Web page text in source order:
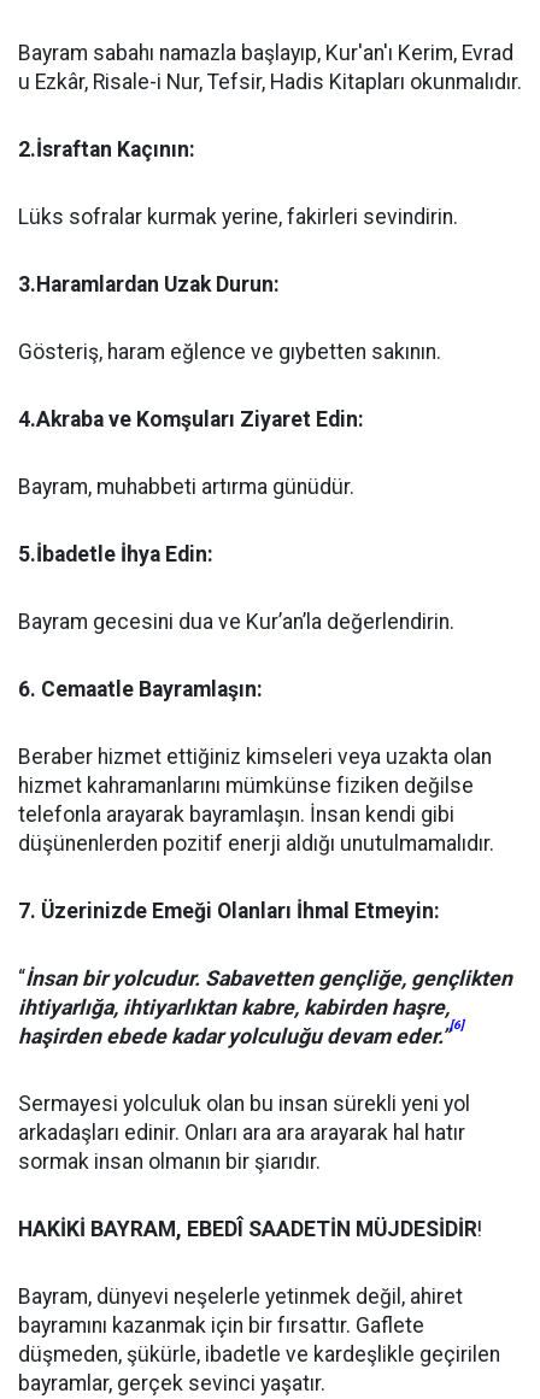
Bayram sabahı namazla başlayıp, Kur'an'ı Kerim, Evrad
u Ezkâr, Risale-i Nur, Tefsir, Hadis Kitapları okunmalıdır.
2.İsraftan Kaçının:
Lüks sofralar kurmak yerine, fakirleri sevindirin.
3.Haramlardan Uzak Durun:
Gösteriş, haram eğlence ve gıybetten sakının.
4.Akraba ve Komşuları Ziyaret Edin:
Bayram, muhabbeti artırma günüdür.
5.İbadetle İhya Edin:
Bayram gecesini dua ve Kur’an’la değerlendirin.
6. Cemaatle Bayramlaşın:
Beraber hizmet ettiğiniz kimseleri veya uzakta olan
hizmet kahramanlarını mümkünse fiziken değilse
telefonla arayarak bayramlaşın. İnsan kendi gibi
düşünenlerden pozitif enerji aldığı unutulmamalıdır.
7. Üzerinizde Emeği Olanları İhmal Etmeyin:
“İnsan bir yolcudur. Sabavetten gençliğe, gençlikten
ihtiyarlığa, ihtiyarlıktan kabre, kabirden haşre,
haşirden ebede kadar yolculuğu devam eder.”[6]
Sermayesi yolculuk olan bu insan sürekli yeni yol
arkadaşları edinir. Onları ara ara arayarak hal hatır
sormak insan olmanın bir şiarıdır.
HAKİKİ BAYRAM, EBEDÎ SAADETİN MÜJDESİDİR!
Bayram, dünyevi neşelerle yetinmek değil, ahiret
bayramını kazanmak için bir fırsattır. Gaflete
düşmeden, şükürle, ibadetle ve kardeşlikle geçirilen
bayramlar, gerçek sevinci yaşatır.